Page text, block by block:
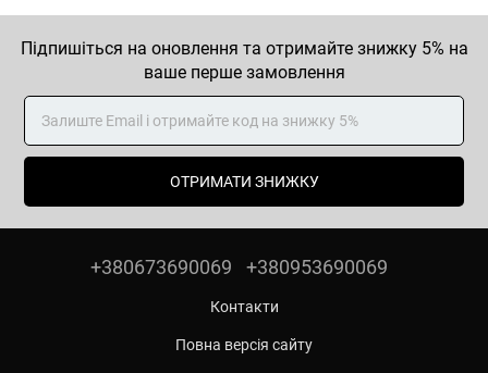
Підпишіться на оновлення та отримайте знижку 5% на
ваше перше замовлення
ОТРИМАТИ ЗНИЖКУ
+380673690069 +380953690069
Контакти
Повна версія сайту